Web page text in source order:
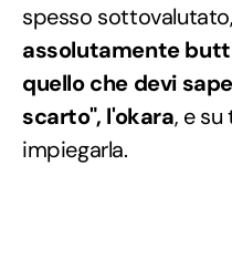
spesso
assolutamente
quello che devi
scarto", l'okara, e
impiegarla.